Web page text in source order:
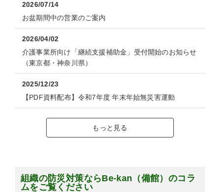
2026/07/14
お盆期間中の営業のご案内
2026/04/02
介護事業所向け「継続支援補助金」受付開始のお知らせ
（東京都・神奈川県）
2025/12/23
【PDF資料配布】令和7年度 年末年始無災害運動
もっと見る
組織の防災対策ならBe-kan（備館）のコラ
ムをご覧ください